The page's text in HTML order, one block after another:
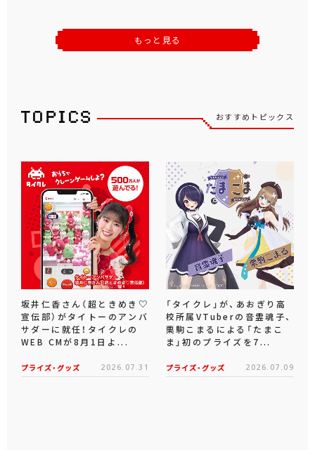
もっと見る
おすすめトピックス
坂井仁香さん（超ときめき♡
宣伝部）がタイトーのアンバ
サダーに就任！タイクレの
WEB CMが8月1日よ...
プライズ・グッズ 2026.07.31
「タイクレ」が、あおぎり高
校所属VTuberの音霊魂子、
栗駒こまるによる「たまこ
ま」初のプライズを7...
プライズ・グッズ 2026.07.09